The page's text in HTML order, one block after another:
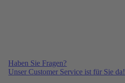
Haben Sie Fragen?
Unser Customer Service ist für Sie da!